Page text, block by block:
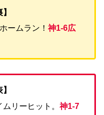
ームラン！神1-6広
ムリーヒット。神1-7